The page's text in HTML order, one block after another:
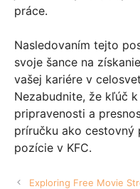
práce.
Nasledovaním tejto
svoje šance na
vašej kariére v
Nezabudnite, že kľúč
pripravenosti a
príručku ako cestovný
pozície v KFC.
Exploring Free Movie